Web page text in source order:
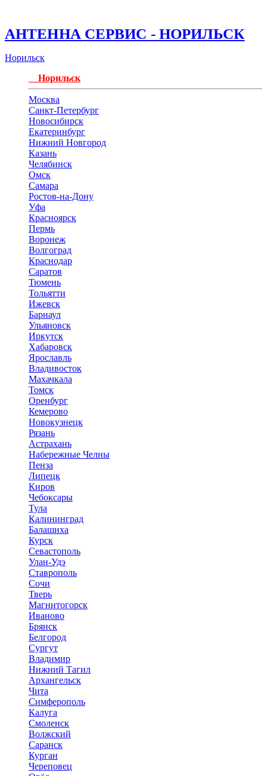
АНТЕННА СЕРВИС - НОРИЛЬСК
Норильск
Норильск
Москва
Санкт-Петербург
Новосибирск
Екатеринбург
Нижний Новгород
Казань
Челябинск
Омск
Самара
Ростов-на-Дону
Уфа
Красноярск
Пермь
Воронеж
Волгоград
Краснодар
Саратов
Тюмень
Тольятти
Ижевск
Барнаул
Ульяновск
Иркутск
Хабаровск
Ярославль
Владивосток
Махачкала
Томск
Оренбург
Кемерово
Новокузнецк
Рязань
Астрахань
Набережные Челны
Пенза
Липецк
Киров
Чебоксары
Тула
Калининград
Балашиха
Курск
Севастополь
Улан-Удэ
Ставрополь
Сочи
Тверь
Магнитогорск
Иваново
Брянск
Белгород
Сургут
Владимир
Нижний Тагил
Архангельск
Чита
Симферополь
Калуга
Смоленск
Волжский
Саранск
Курган
Череповец